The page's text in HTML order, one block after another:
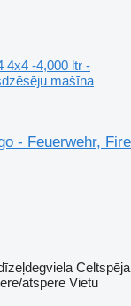
4x4 -4,000 ltr -
mašīna
- Feuerwehr, Fire
Celtspēja
atspere Vietu